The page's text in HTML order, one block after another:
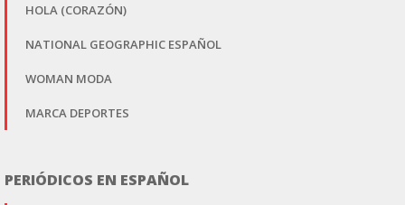
HOLA (CORAZÓN)
NATIONAL GEOGRAPHIC ESPAÑOL
WOMAN MODA
MARCA DEPORTES
PERIÓDICOS EN ESPAÑOL